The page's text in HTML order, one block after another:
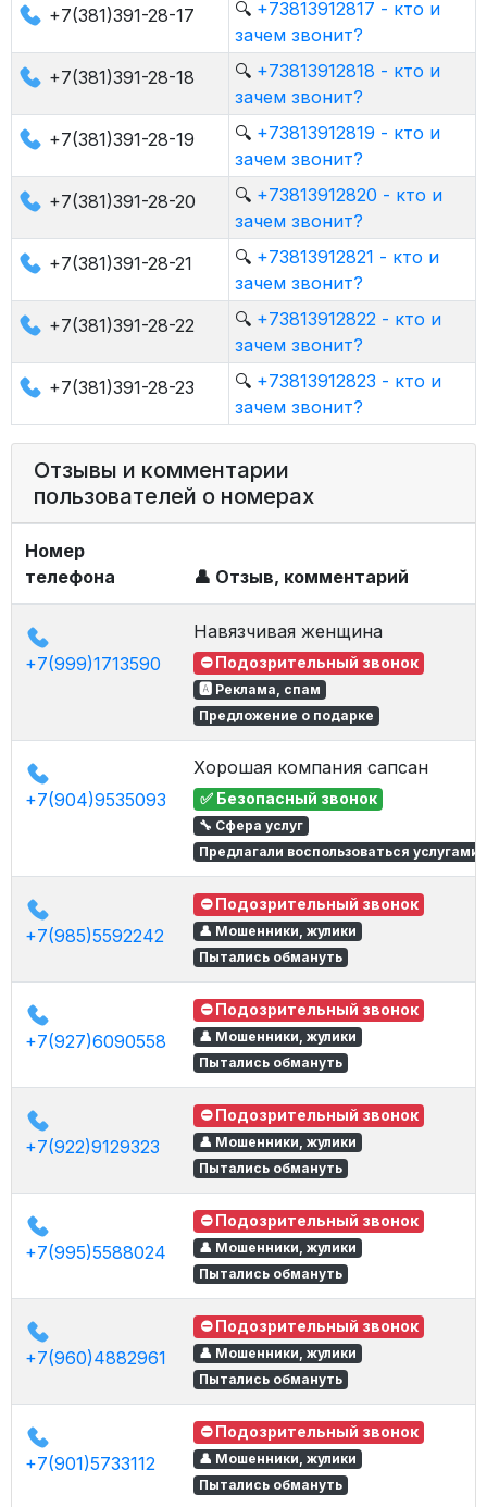
+7(381)391-28-17 🔍 +73813912817 - кто и
зачем звонит?
+7(381)391-28-18
🔍 +73813912818 - кто и
зачем звонит?
+7(381)391-28-19
🔍 +73813912819 - кто и
зачем звонит?
+7(381)391-28-20
🔍 +73813912820 - кто и
зачем звонит?
+7(381)391-28-21
🔍 +73813912821 - кто и
зачем звонит?
+7(381)391-28-22
🔍 +73813912822 - кто и
зачем звонит?
+7(381)391-28-23
🔍 +73813912823 - кто и
зачем звонит?
Отзывы и комментарии
пользователей о номерах
Номер
телефона
👤 Отзыв, комментарий
+7(999)1713590
Навязчивая женщина
⛔ Подозрительный звонок
🅰 Реклама, спам
Предложение о подарке
+7(904)9535093
Хорошая компания сапсан
✅ Безопасный звонок
🔧 Сфера услуг
Предлагали воспользоваться услугами
+7(985)5592242
⛔ Подозрительный звонок
👤 Мошенники, жулики
Пытались обмануть
+7(927)6090558
⛔ Подозрительный звонок
👤 Мошенники, жулики
Пытались обмануть
+7(922)9129323
⛔ Подозрительный звонок
👤 Мошенники, жулики
Пытались обмануть
+7(995)5588024
⛔ Подозрительный звонок
👤 Мошенники, жулики
Пытались обмануть
+7(960)4882961
⛔ Подозрительный звонок
👤 Мошенники, жулики
Пытались обмануть
+7(901)5733112
⛔ Подозрительный звонок
👤 Мошенники, жулики
Пытались обмануть